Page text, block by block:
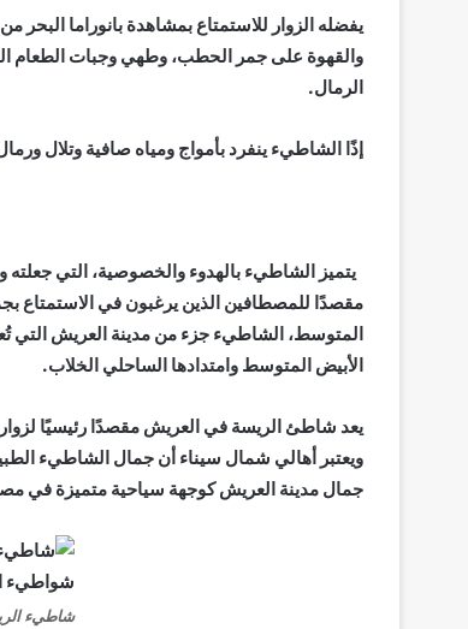
يفضله الزوار للاستمتاع بمشاهدة بانوراما البحر
والقهوة على جمر الحطب، وطهي وجبات الطعام
الرمال.
إذًا الشاطيء ينفرد بأمواج ومياه صافية وتلال
يتميز الشاطيء بالهدوء والخصوصية، التي جعلته
مقصدًا للمصطافين الذين يرغبون في الاستمتاع
المتوسط، الشاطيء جزء من مدينة العريش التي
الأبيض المتوسط وامتدادها الساحلي الخلاب.
يعد شاطئ الريسة في العريش مقصدًا رئيسيًا
ويعتبر أهالي شمال سيناء أن جمال الشاطيء
جمال مدينة العريش كوجهة سياحية متميزة في
شاطيء